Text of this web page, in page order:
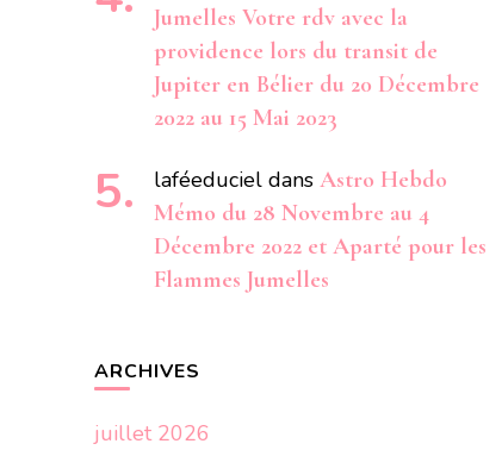
Jumelles Votre rdv avec la
providence lors du transit de
Jupiter en Bélier du 20 Décembre
2022 au 15 Mai 2023
laféeduciel dans Astro Hebdo
Mémo du 28 Novembre au 4
Décembre 2022 et Aparté pour les
Flammes Jumelles
ARCHIVES
juillet 2026